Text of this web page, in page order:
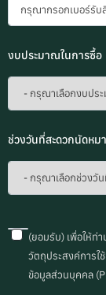
งบประมาณในการซื้อ
ช่วงวันที่สะดวกนัดหม
(ยอมรับ) เพื่อให้ท่
วัตถุประสงค์การใ
ข้อมูลส่วนบุคคล